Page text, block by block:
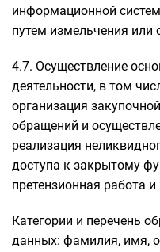
информационной
путем измельчения или
4.7. Осуществление
деятельности, в том
организация
обращений и
реализация
доступа к закрытому
претензионная работа и
Категории и перечень
данных: фамилия, имя,